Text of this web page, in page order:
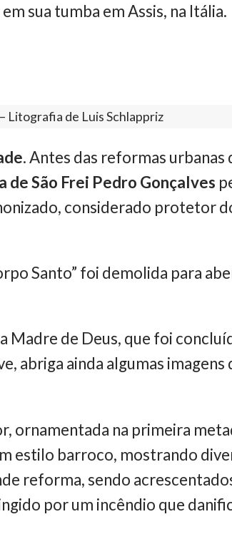
sua tumba em Assis, na Itália.
Litografia de Luis Schlappriz
. Antes das reformas urbanas
de São Frei Pedro Gonçalves
considerado protetor
Santo” foi demolida para
Madre de Deus, que foi
abriga ainda algumas imagens
ornamentada na primeira
estilo barroco, mostrando
reforma, sendo
por um incêndio que